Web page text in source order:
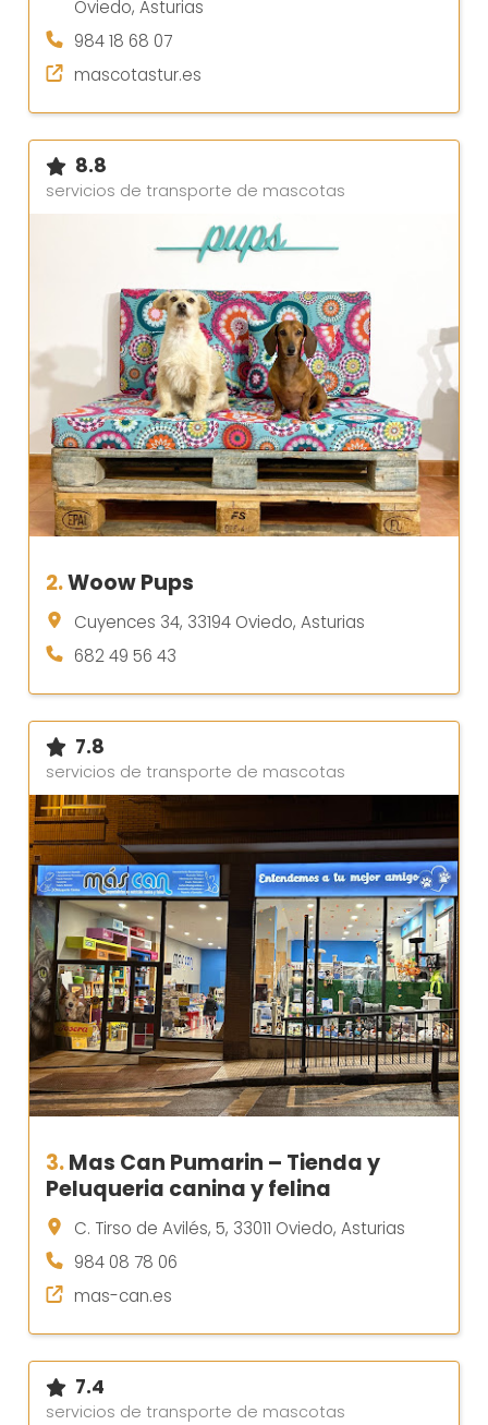
Oviedo, Asturias
984 18 68 07
mascotastur.es
8.8
servicios de transporte de mascotas
2.Woow Pups
Cuyences 34, 33194 Oviedo, Asturias
682 49 56 43
7.8
servicios de transporte de mascotas
3.Mas Can Pumarin – Tienda y
Peluqueria canina y felina
C. Tirso de Avilés, 5, 33011 Oviedo, Asturias
984 08 78 06
mas-can.es
7.4
servicios de transporte de mascotas